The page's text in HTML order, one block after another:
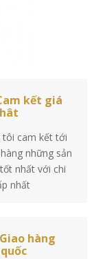
kết giá
tôi cam kết tới
những sản
nhất với chi
nhất
Giao hàng